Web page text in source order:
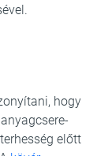
hogy
előtt